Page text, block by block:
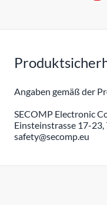
Angaben gemäß der
SECOMP Electronic
Einsteinstrasse 17-
safety@secomp.eu